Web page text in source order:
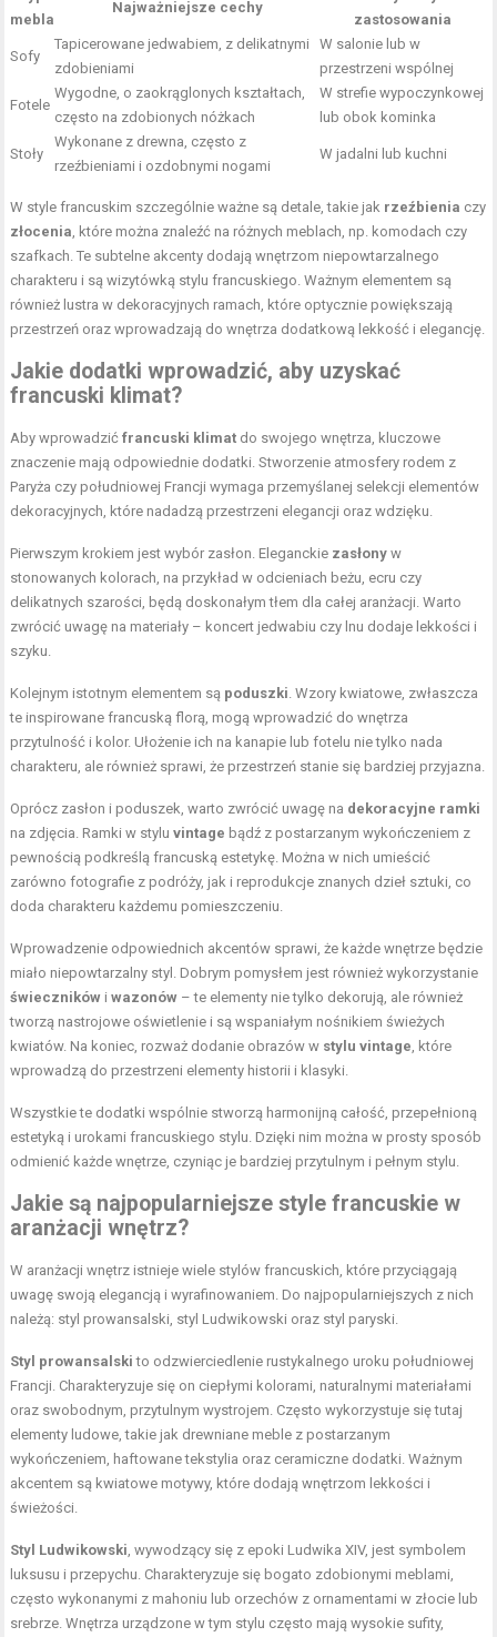
mebla
Najważniejsze cechy
zastosowania
Sofy
Tapicerowane jedwabiem, z delikatnymi
zdobieniami
W salonie lub w
przestrzeni wspólnej
Fotele
Wygodne, o zaokrąglonych kształtach,
często na zdobionych nóżkach
W strefie wypoczynkowej
lub obok kominka
Stoły
Wykonane z drewna, często z
rzeźbieniami i ozdobnymi nogami
W jadalni lub kuchni
W style francuskim szczególnie ważne są detale, takie jak rzeźbienia czy
złocenia , które można znaleźć na różnych meblach, np. komodach czy
szafkach. Te subtelne akcenty dodają wnętrzom niepowtarzalnego
charakteru i są wizytówką stylu francuskiego. Ważnym elementem są
również lustra w dekoracyjnych ramach, które optycznie powiększają
przestrzeń oraz wprowadzają do wnętrza dodatkową lekkość i elegancję.
Jakie dodatki wprowadzić, aby uzyskać
francuski klimat?
Aby wprowadzićfrancuski klimat do swojego wnętrza, kluczowe
znaczenie mają odpowiednie dodatki. Stworzenie atmosfery rodem z
Paryża czy południowej Francji wymaga przemyślanej selekcji elementów
dekoracyjnych, które nadadzą przestrzeni elegancji oraz wdzięku.
Pierwszym krokiem jest wybór zasłon. Eleganckie zasłony w
stonowanych kolorach, na przykład w odcieniach beżu, ecru czy
delikatnych szarości, będą doskonałym tłem dla całej aranżacji. Warto
zwrócić uwagę na materiały – koncert jedwabiu czy lnu dodaje lekkości i
szyku.
Kolejnym istotnym elementem są poduszki . Wzory kwiatowe, zwłaszcza
te inspirowane francuską florą, mogą wprowadzić do wnętrza
przytulność i kolor. Ułożenie ich na kanapie lub fotelu nie tylko nada
charakteru, ale również sprawi, że przestrzeń stanie się bardziej przyjazna.
Oprócz zasłon i poduszek, warto zwrócić uwagę na dekoracyjne ramki
na zdjęcia. Ramki w styluvintage bądź z postarzanym wykończeniem z
pewnością podkreślą francuską estetykę. Można w nich umieścić
zarówno fotografie z podróży, jak i reprodukcje znanych dzieł sztuki, co
doda charakteru każdemu pomieszczeniu.
Wprowadzenie odpowiednich akcentów sprawi, że każde wnętrze będzie
miało niepowtarzalny styl. Dobrym pomysłem jest również wykorzystanie
świeczników iwazonów – te elementy nie tylko dekorują, ale również
tworzą nastrojowe oświetlenie i są wspaniałym nośnikiem świeżych
kwiatów. Na koniec, rozważ dodanie obrazów w stylu vintage , które
wprowadzą do przestrzeni elementy historii i klasyki.
Wszystkie te dodatki wspólnie stworzą harmonijną całość, przepełnioną
estetyką i urokami francuskiego stylu. Dzięki nim można w prosty sposób
odmienić każde wnętrze, czyniąc je bardziej przytulnym i pełnym stylu.
Jakie są najpopularniejsze style francuskie w
aranżacji wnętrz?
W aranżacji wnętrz istnieje wiele stylów francuskich, które przyciągają
uwagę swoją elegancją i wyrafinowaniem. Do najpopularniejszych z nich
należą: styl prowansalski, styl Ludwikowski oraz styl paryski.
Styl prowansalski to odzwierciedlenie rustykalnego uroku południowej
Francji. Charakteryzuje się on ciepłymi kolorami, naturalnymi materiałami
oraz swobodnym, przytulnym wystrojem. Często wykorzystuje się tutaj
elementy ludowe, takie jak drewniane meble z postarzanym
wykończeniem, haftowane tekstylia oraz ceramiczne dodatki. Ważnym
akcentem są kwiatowe motywy, które dodają wnętrzom lekkości i
świeżości.
Styl Ludwikowski , wywodzący się z epoki Ludwika XIV, jest symbolem
luksusu i przepychu. Charakteryzuje się bogato zdobionymi meblami,
często wykonanymi z mahoniu lub orzechów z ornamentami w złocie lub
srebrze. Wnętrza urządzone w tym stylu często mają wysokie sufity,